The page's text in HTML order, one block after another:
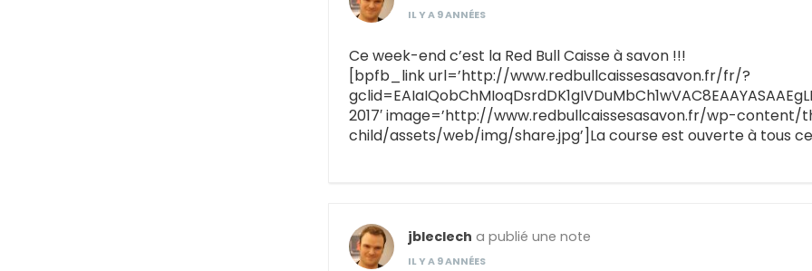
IL Y A 9 ANNÉES
Ce week-end c’est la Red Bull Caisse à savon !!!
[bpfb_link url=’http://www.redbullcaissesasavon.fr/fr/?
2017′ image=’http://www.redbullcaissesasavon.fr/wp-
child/assets/web/img/share.jpg’]La course est ouverte à tous
jbleclech a publié une note
IL Y A 9 ANNÉES